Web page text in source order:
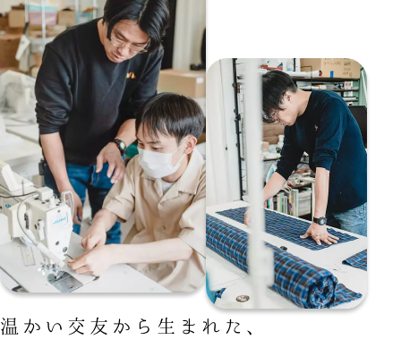
温かい交友から生まれた、